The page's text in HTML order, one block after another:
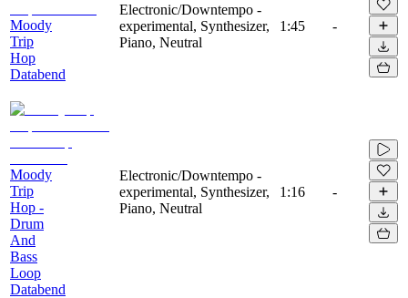
Moody
Trip
Hop
Databend
Electronic/Downtempo -
experimental, Synthesizer,
Piano, Neutral
1:45 -
Moody
Trip
Hop -
Drum
And
Bass
Loop
Databend
Electronic/Downtempo -
experimental, Synthesizer,
Piano, Neutral
1:16 -